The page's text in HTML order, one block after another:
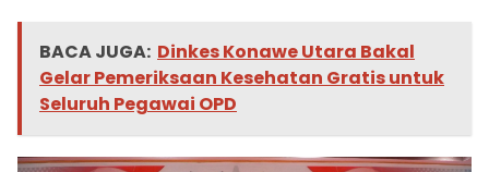
BACA JUGA: Dinkes Konawe Utara Bakal
Gelar Pemeriksaan Kesehatan Gratis untuk
Seluruh Pegawai OPD